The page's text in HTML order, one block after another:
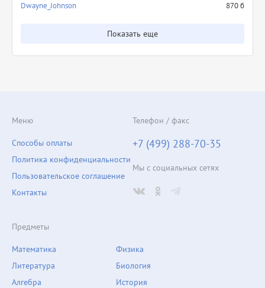
Dwayne_Johnson
870 б
Показать еще
Предметы
Математика
Литература
Алгебра
Физика
Биология
История
Меню
Способы оплаты
Политика конфиденциальности
Пользовательское соглашение
Контакты
Телефон / факс
+7 (499) 288-70-35
Мы с социальных сетях